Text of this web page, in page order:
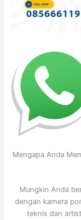
Mengapa Anda
Mungkin Anda
dengan kamera
teknis dan